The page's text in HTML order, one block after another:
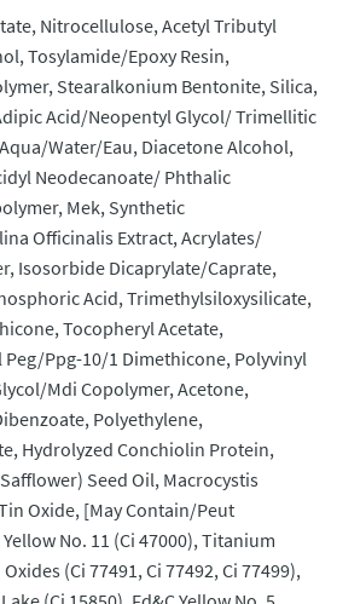
Nitrocellulose, Acetyl Tributyl
Tosylamide/Epoxy Resin,
Stearalkonium Bentonite, Silica,
Acid/Neopentyl Glycol/ Trimellitic
Water/Eau, Diacetone Alcohol,
Neodecanoate/ Phthalic
Mek, Synthetic
Officinalis Extract, Acrylates/
Isosorbide Dicaprylate/Caprate,
Acid, Trimethylsiloxysilicate,
Tocopheryl Acetate,
Peg/Ppg-10/1 Dimethicone, Polyvinyl
Mdi Copolymer, Acetone,
Polyethylene,
Hydrolyzed Conchiolin Protein,
Seed Oil, Macrocystis
Oxide, [May Contain/Peut
No. 11 (Ci 47000), Titanium
(Ci 77491, Ci 77492, Ci 77499),